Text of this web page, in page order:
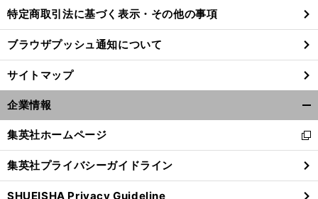
特定商取引法に基づく表示・その他の事項
ブラウザプッシュ通知について
サイトマップ
企業情報
閉
る
集英社ホームページ
新
し
い
ウ
集英社プライバシーガイドライン
SHUEISHA Privacy Guideline